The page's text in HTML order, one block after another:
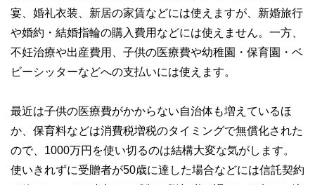
宴、婚礼衣装、新居の家賃などには使えますが、新婚旅行
や婚約・結婚指輪の購入費用などには使えません。一方、
不妊治療や出産費用、子供の医療費や幼稚園・保育園・ベ
ビーシッターなどへの支払いには使えます。
最近は子供の医療費がかからない自治体も増えているほ
か、保育料などは消費税増税のタイミングで無償化された
ので、1000万円を使い切るのは結構大変な気がします。
使いきれずに受贈者が50歳に達した場合などには信託契約